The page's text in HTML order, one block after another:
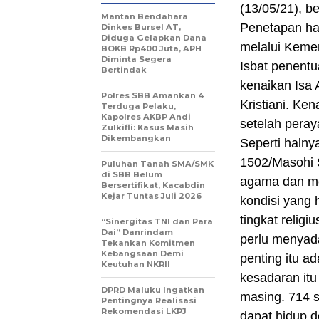
(13/05/21),
Penetapan
melalui
Isbat
kenaikan Isa
Kristiani.
setelah
Seperti
1502/Masohi
agama dan
kondisi yang
tingkat
perlu
penting itu
kesadaran
masing. 714
dapat hidup
Mantan Bendahara
Dinkes Bursel AT,
Diduga Gelapkan Dana
BOKB Rp400 Juta, APH
Diminta Segera
Bertindak
Polres SBB Amankan 4
Terduga Pelaku,
Kapolres AKBP Andi
Zulkifli: Kasus Masih
Dikembangkan
Puluhan Tanah SMA/SMK
di SBB Belum
Bersertifikat, Kacabdin
Kejar Tuntas Juli 2026
“Sinergitas TNI dan Para
Dai” Danrindam
Tekankan Komitmen
Kebangsaan Demi
Keutuhan NKRII ‎
DPRD Maluku Ingatkan
Pentingnya Realisasi
Rekomendasi LKPJ